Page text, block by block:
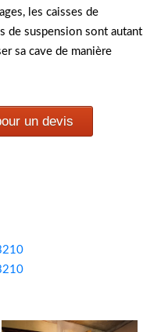
les caisses de
de suspension sont autant
sa cave de manière
un devis